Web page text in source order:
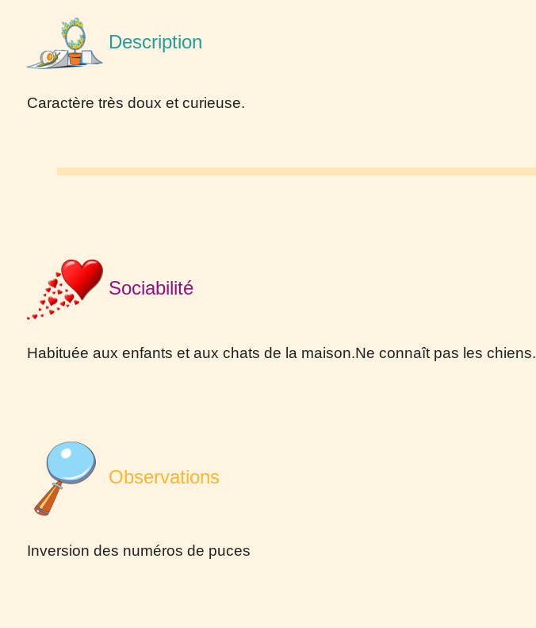
Description
Caractère très doux et curieuse.
Sociabilité
Habituée aux enfants et aux chats de la maison.Ne connaît pas les chiens.
Observations
Inversion des numéros de puces